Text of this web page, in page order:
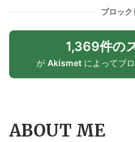
ブロッ
1,369件の
が Akismet によってブ
ABOUT ME